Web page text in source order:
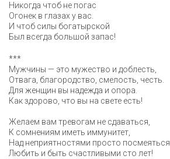
Никогда чтоб не погас
Огонек в глазах у вас.
И чтоб силы богатырской
Был всегда большой запас!
***
Мужчины — это мужество и доблесть,
Отвага, благородство, смелость, честь.
Для женщин вы надежда и опора.
Как здорово, что вы на свете есть!
Желаем вам тревогам не сдаваться,
К сомнениям иметь иммунитет,
Над неприятностями просто посмеяться.
Любить и быть счастливыми сто лет!